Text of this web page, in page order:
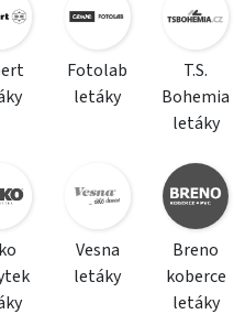
Fotolab
letáky
T.S.
Bohemia
letáky
Vesna
letáky
Breno
koberce
letáky